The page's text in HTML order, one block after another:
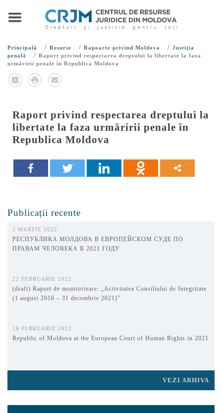
Principală / Resurse / Rapoarte privind Moldova / Justiţia
penală
/ Raport privind respectarea dreptului la libertate la faza
urmăririi penale în Republica Moldova
Raport privind respectarea dreptului la
libertate la faza urmăririi penale în
Republica Moldova
Publicații recente
2 MARTIE 2022
РЕСПУБЛИКА МОЛДОВА В ЕВРОПЕЙСКОМ СУДЕ ПО
ПРАВАМ ЧЕЛОВЕКА В 2021 ГОДУ
22 FEBRUARIE 2022
(draft) Raport de monitorizare: „Activitatea Consiliului de Integritate
(1 august 2016 – 31 decembrie 2021)”
16 FEBRUARIE 2022
Republic of Moldova at the European Court of Human Rights in 2021
VEZI ARHIVA